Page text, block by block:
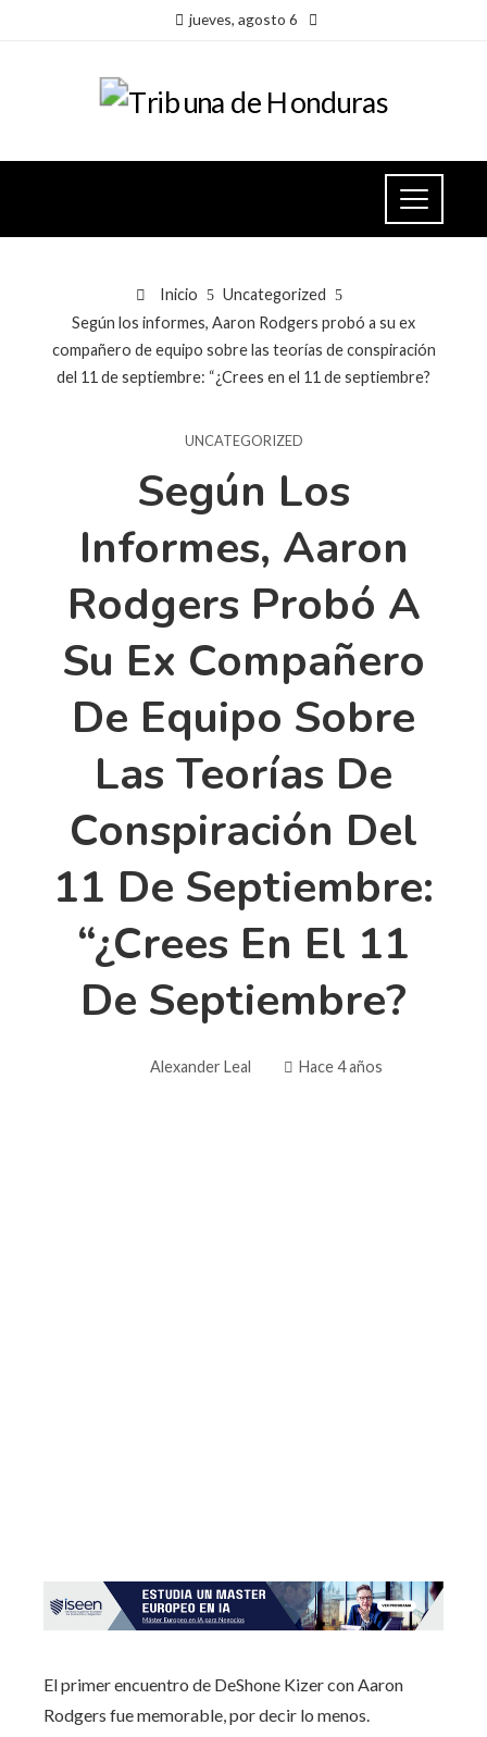
jueves, agosto 6
Inicio
Uncategorized
Según los informes, Aaron Rodgers probó a su ex
compañero de equipo sobre las teorías de conspiración
del 11 de septiembre: “¿Crees en el 11 de septiembre?
UNCATEGORIZED
Según Los
Informes, Aaron
Rodgers Probó A
Su Ex Compañero
De Equipo Sobre
Las Teorías De
Conspiración Del
11 De Septiembre:
“¿Crees En El 11
De Septiembre?
Alexander Leal Hace 4 años
El primer encuentro de DeShone Kizer con Aaron
Rodgers fue memorable, por decir lo menos.